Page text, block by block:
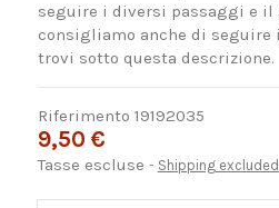
seguire i diversi passaggi e il
consigliamo anche di
trovi sotto questa descrizione.
Riferimento 19192035
9,50 €
Tasse escluse Shipping excluded